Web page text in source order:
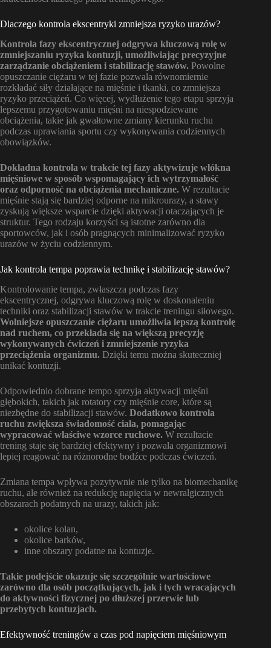
Dlaczego kontrola ekscentryki zmniejsza ryzyko urazów?
Kontrola fazy ekscentrycznej odgrywa kluczową rolę w
zmniejszaniu ryzyka kontuzji, umożliwiając precyzyjne
zarządzanie obciążeniem i stabilizację stawów. Powolne
opuszczanie ciężaru w tej fazie pozwala równomiernie
rozkładać siły działające na mięśnie i tkanki, co zmniejsza
ryzyko przeciążeń. Co więcej, wydłużenie tego etapu sprzyja
lepszemu przygotowaniu mięśni na niespodziewane
obciążenia, takie jak gwałtowne zmiany kierunku ruchu
podczas uprawiania sportu czy wykonywania codziennych
obowiązków.
Dokładna kontrola w trakcie tej fazy aktywizuje włókna
mięśniowe w sposób wspomagający ich wytrzymałość
oraz odporność na obciążenia mechaniczne. W rezultacie
mięśnie stają się bardziej odporne na mikrourazy, a stawy
zyskują większe wsparcie dzięki aktywacji otaczających je
struktur. Tego rodzaju korzyści są istotne zarówno dla
sportowców, jak i osób pragnących minimalizować ryzyko
urazów w życiu codziennym.
Jak kontrola tempa poprawia technikę i stabilizację stawów?
Kontrolowanie tempa, zwłaszcza podczas fazy
ekscentrycznej, odgrywa kluczową rolę w doskonaleniu
techniki oraz stabilizacji stawów w trakcie treningu siłowego.
Wolniejsze opuszczanie ciężaru umożliwia lepszą kontrolę
nad ruchem, co przekłada się na większą precyzję
wykonywanych ćwiczeń i zmniejszenie ryzyka
przeciążenia organizmu. Dzięki temu można skuteczniej
unikać kontuzji.
Odpowiednio dobrane tempo sprzyja aktywacji mięśni
głębokich, takich jak rotatory czy mięśnie core, które są
niezbędne do stabilizacji stawów. Dodatkowo kontrola
ruchu zwiększa świadomość ciała, pomagając
wypracować właściwe wzorce ruchowe. W rezultacie
trening staje się bardziej efektywny i pozwala organizmowi
lepiej reagować na różnorodne bodźce podczas ćwiczeń.
Zmiana tempa wpływa pozytywnie nie tylko na biomechanikę
ruchu, ale również na redukcję napięcia w newralgicznych
obszarach podatnych na urazy, takich jak:
okolice kolan,
okolice barków,
inne obszary podatne na kontuzje.
Takie podejście okazuje się szczególnie wartościowe
zarówno dla osób początkujących, jak i tych wracających
do aktywności fizycznej po dłuższej przerwie lub
przebytych kontuzjach.
Efektywność treningów a czas pod napięciem mięśniowym